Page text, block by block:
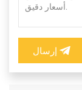
إرسال